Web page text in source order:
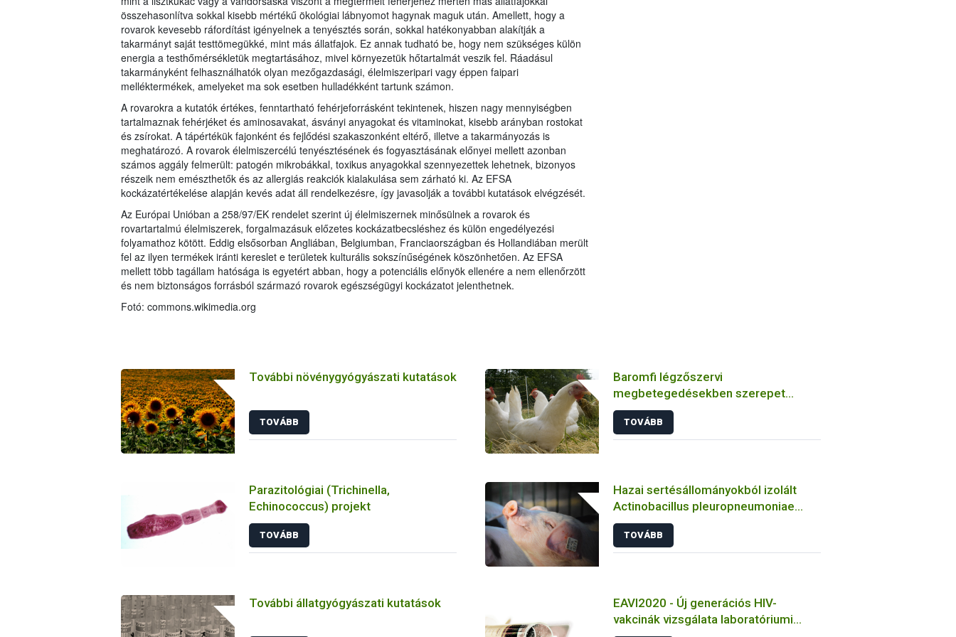
összehasonlítva sokkal kisebb mértékű ökológiai lábnyomot hagynak maguk után. Amellett, hogy a
rovarok kevesebb ráfordítást igényelnek a tenyésztés során, sokkal hatékonyabban alakítják a
takarmányt saját testtömegükké, mint más állatfajok. Ez annak tudható be, hogy nem szükséges külön
energia a testhőmérsékletük megtartásához, mivel környezetük hőtartalmát veszik fel. Ráadásul
takarmányként felhasználhatók olyan mezőgazdasági, élelmiszeripari vagy éppen faipari
melléktermékek, amelyeket ma sok esetben hulladékként tartunk számon.
A rovarokra a kutatók értékes, fenntartható fehérjeforrásként tekintenek, hiszen nagy mennyiségben
tartalmaznak fehérjéket és aminosavakat, ásványi anyagokat és vitaminokat, kisebb arányban rostokat
és zsírokat. A tápértékük fajonként és fejlődési szakaszonként eltérő, illetve a takarmányozás is
meghatározó. A rovarok élelmiszercélú tenyésztésének és fogyasztásának előnyei mellett azonban
számos aggály felmerült: patogén mikrobákkal, toxikus anyagokkal szennyezettek lehetnek, bizonyos
részeik nem emészthetők és az allergiás reakciók kialakulása sem zárható ki. Az EFSA
kockázatértékelése alapján kevés adat áll rendelkezésre, így javasolják a további kutatások elvégzését.
Az Európai Unióban a 258/97/EK rendelet szerint új élelmiszernek minősülnek a rovarok és
rovartartalmú élelmiszerek, forgalmazásuk előzetes kockázatbecsléshez és külön engedélyezési
folyamathoz kötött. Eddig elsősorban Angliában, Belgiumban, Franciaországban és Hollandiában merült
fel az ilyen termékek iránti kereslet e területek kulturális sokszínűségének köszönhetően. Az EFSA
mellett több tagállam hatósága is egyetért abban, hogy a potenciális előnyök ellenére a nem ellenőrzött
és nem biztonságos forrásból származó rovarok egészségügyi kockázatot jelenthetnek.
Fotó: commons.wikimedia.org
További növénygyógyászati kutatások
TOVÁBB
Baromfi légzőszervi
megbetegedésekben szerepet
játszó bakteriális kórokozók
tanulmányozása
TOVÁBB
Parazitológiai (Trichinella,
Echinococcus) projekt
TOVÁBB
Hazai sertésállományokból izolált
Actinobacillus pleuropneumoniae
törzsek jellemzése
TOVÁBB
További állatgyógyászati kutatások
EAVI2020 - Új generációs HIV-
vakcinák vizsgálata laboratóriumi